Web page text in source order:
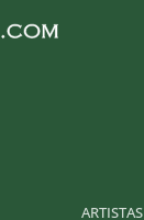
ARTISTAS